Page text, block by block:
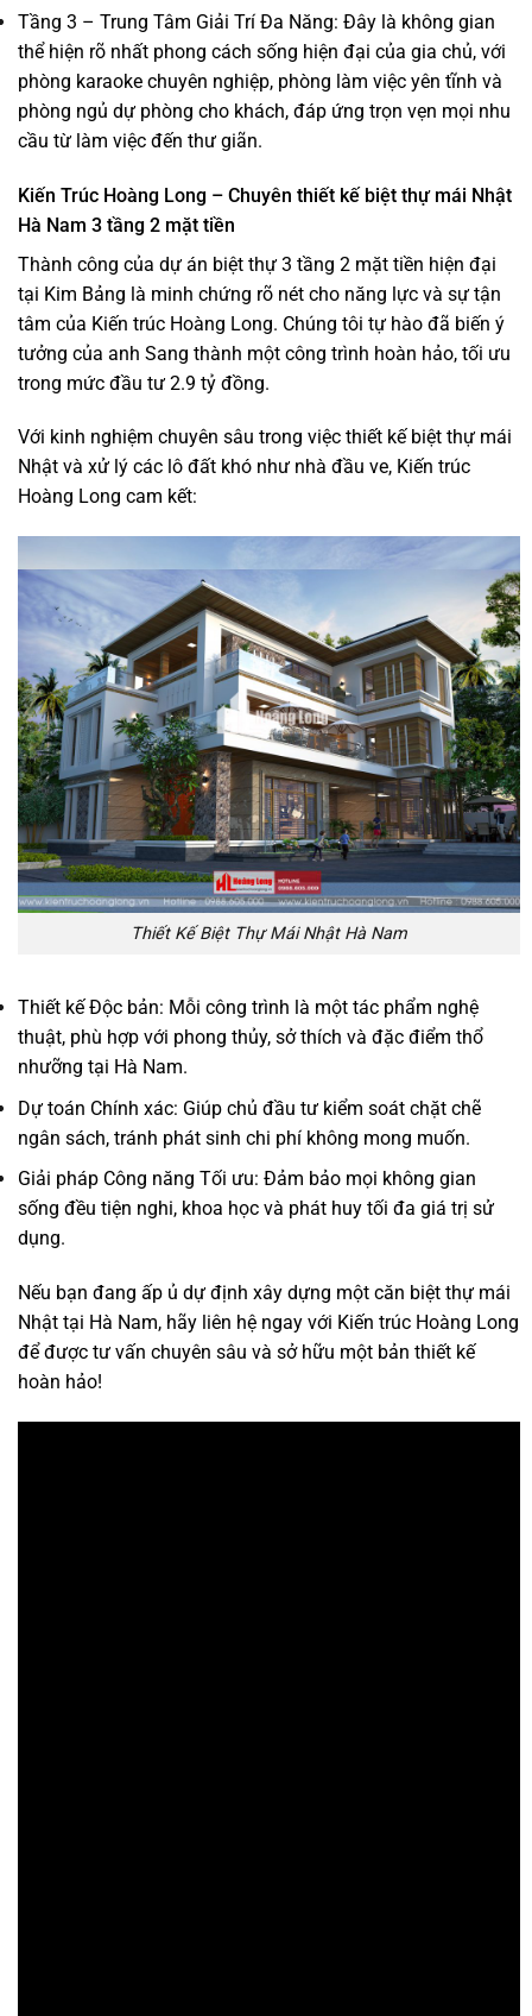
Tầng 3 – Trung Tâm Giải Trí Đa Năng: Đây là không gian
thể hiện rõ nhất phong cách sống hiện đại của gia chủ, với
phòng karaoke chuyên nghiệp, phòng làm việc yên tĩnh và
phòng ngủ dự phòng cho khách, đáp ứng trọn vẹn mọi nhu
cầu từ làm việc đến thư giãn.
Kiến Trúc Hoàng Long – Chuyên thiết kế biệt thự mái Nhật
Hà Nam 3 tầng 2 mặt tiền
Thành công của dự án biệt thự 3 tầng 2 mặt tiền hiện đại
tại Kim Bảng là minh chứng rõ nét cho năng lực và sự tận
tâm của Kiến trúc Hoàng Long. Chúng tôi tự hào đã biến ý
tưởng của anh Sang thành một công trình hoàn hảo, tối ưu
trong mức đầu tư 2.9 tỷ đồng.
Với kinh nghiệm chuyên sâu trong việc thiết kế biệt thự mái
Nhật và xử lý các lô đất khó như nhà đầu ve, Kiến trúc
Hoàng Long cam kết:
Thiết Kế Biệt Thự Mái Nhật Hà Nam
Thiết kế Độc bản: Mỗi công trình là một tác phẩm nghệ
thuật, phù hợp với phong thủy, sở thích và đặc điểm thổ
nhưỡng tại Hà Nam.
Dự toán Chính xác: Giúp chủ đầu tư kiểm soát chặt chẽ
ngân sách, tránh phát sinh chi phí không mong muốn.
Giải pháp Công năng Tối ưu: Đảm bảo mọi không gian
sống đều tiện nghi, khoa học và phát huy tối đa giá trị sử
dụng.
Nếu bạn đang ấp ủ dự định xây dựng một căn biệt thự mái
Nhật tại Hà Nam, hãy liên hệ ngay với Kiến trúc Hoàng Long
để được tư vấn chuyên sâu và sở hữu một bản thiết kế
hoàn hảo!